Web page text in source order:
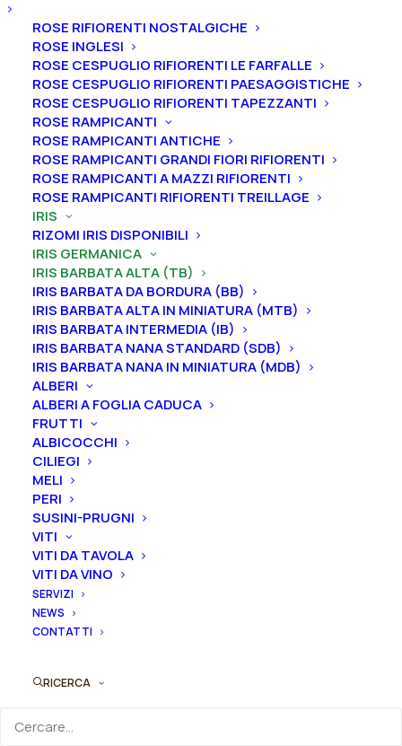
ROSE RIFIORENTI NOSTALGICHE
ROSE INGLESI
ROSE CESPUGLIO RIFIORENTI LE FARFALLE
ROSE CESPUGLIO RIFIORENTI PAESAGGISTICHE
ROSE CESPUGLIO RIFIORENTI TAPEZZANTI
ROSE RAMPICANTI
ROSE RAMPICANTI ANTICHE
ROSE RAMPICANTI GRANDI FIORI RIFIORENTI
ROSE RAMPICANTI A MAZZI RIFIORENTI
ROSE RAMPICANTI RIFIORENTI TREILLAGE
IRIS
RIZOMI IRIS DISPONIBILI
IRIS GERMANICA
IRIS BARBATA ALTA (TB)
IRIS BARBATA DA BORDURA (BB)
IRIS BARBATA ALTA IN MINIATURA (MTB)
IRIS BARBATA INTERMEDIA (IB)
IRIS BARBATA NANA STANDARD (SDB)
IRIS BARBATA NANA IN MINIATURA (MDB)
ALBERI
ALBERI A FOGLIA CADUCA
FRUTTI
ALBICOCCHI
CILIEGI
MELI
PERI
SUSINI-PRUGNI
VITI
VITI DA TAVOLA
VITI DA VINO
SERVIZI
NEWS
CONTATTI
RICERCA
Iris germanica “London
Walk”
From8,00€
L’iris germanica “London Walk”ha
ali uguali, steli viola più intenso, barbe da viola a
bronzo ramato, profumo leggermente dolce. Altezza
95 cm.
Iris in vasosono disponibili in
mentre irizomidiIris sono disponibili solo nel
periodo che vada luglio a settembre.
Formato
Iris
germanica
"London
Walk"
quantità
Ordina subito questo prodotto!
Puoi acquistare ora questo prodotto contattandoci e
indicando la dimensione del vaso desiderata e la